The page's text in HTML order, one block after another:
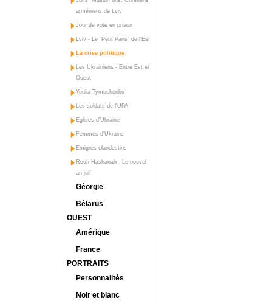
arméniens de Lviv
Jour de vote en prison
Lviv - Le "Petit Paris" de l'Est
La crise politique
Les Ukrainiens - Entre Est et
Ouest
Youlia Tymochenko
Les soldats de l'UPA
Eglises d'Ukraine
Femmes d'Ukraine
Emigrés clandestins
Rosh Hashanah - Le nouvel
an juif
Géorgie
Bélarus
OUEST
Amérique
France
PORTRAITS
Personnalités
Noir et blanc